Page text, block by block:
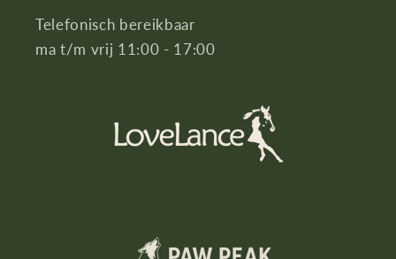
Telefonisch bereikbaar
ma t/m vrij 11:00 - 17:00